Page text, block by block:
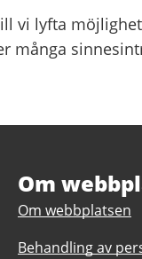
vi lyfta
många
Om
Om webbplatsen
Behandling av